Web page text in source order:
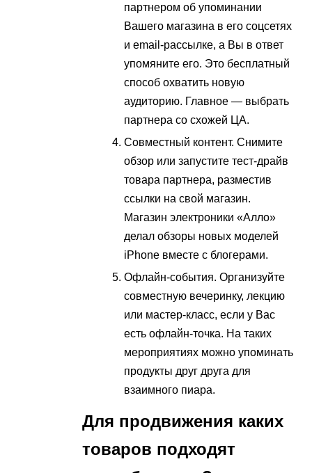
партнером об упоминании
Вашего магазина в его соцсетях
и email-рассылке, а Вы в ответ
упомяните его. Это бесплатный
способ охватить новую
аудиторию. Главное — выбрать
партнера со схожей ЦА.
Совместный контент. Снимите
обзор или запустите тест-драйв
товара партнера, разместив
ссылки на свой магазин.
Магазин электроники «Алло»
делал обзоры новых моделей
iPhone вместе с блогерами.
Офлайн-события. Организуйте
совместную вечеринку, лекцию
или мастер-класс, если у Вас
есть офлайн-точка. На таких
мероприятиях можно упоминать
продукты друг друга для
взаимного пиара.
Для продвижения каких
товаров подходят